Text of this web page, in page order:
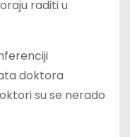
raditi u
doktora
su se nerado